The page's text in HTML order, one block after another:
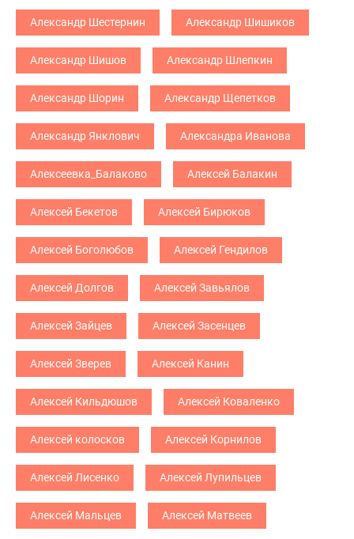
Александр Шестернин Александр Шишиков
Александр Шишов Александр Шлепкин
Александр Шорин Александр Щепетков
Александр Янклович Александра Иванова
Алексеевка_Балаково Алексей Балакин
Алексей Бекетов Алексей Бирюков
Алексей Боголюбов Алексей Гендилов
Алексей Долгов Алексей Завьялов
Алексей Зайцев Алексей Засенцев
Алексей Зверев Алексей Канин
Алексей Кильдюшов Алексей Коваленко
Алексей колосков Алексей Корнилов
Алексей Лисенко Алексей Лупильцев
Алексей Мальцев Алексей Матвеев